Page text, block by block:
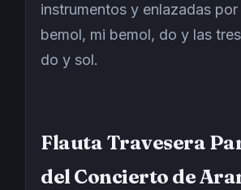
instrumentos y enlazadas
bemol, mi bemol, do y las
do y sol.
Flauta Travesera
del Concierto de